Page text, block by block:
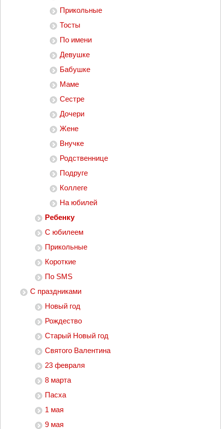
Прикольные
Тосты
По имени
Девушке
Бабушке
Маме
Сестре
Дочери
Жене
Внучке
Родственнице
Подруге
Коллеге
На юбилей
Ребенку
С юбилеем
Прикольные
Короткие
По SMS
С праздниками
Новый год
Рождество
Старый Новый год
Святого Валентина
23 февраля
8 марта
Пасха
1 мая
9 мая